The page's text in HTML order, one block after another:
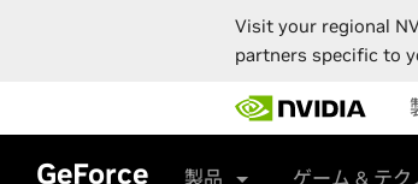
Visit your regional
partners specific to
main
content
GeForce 製品 ゲーム & テク